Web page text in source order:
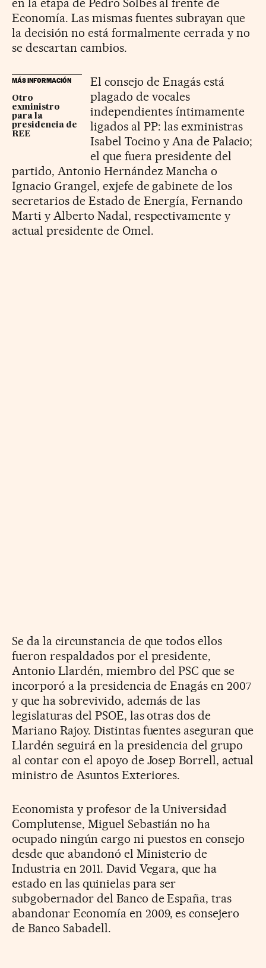
Economía. Las mismas fuentes subrayan que
la decisión no está formalmente cerrada y no
se descartan cambios.
MÁS INFORMACIÓN
Otro
exministro
para la
presidencia de
REE
El consejo de Enagás está
plagado de vocales
independientes íntimamente
ligados al PP: las exministras
Isabel Tocino y Ana de Palacio;
el que fuera presidente del
partido, Antonio Hernández Mancha o
Ignacio Grangel, exjefe de gabinete de los
secretarios de Estado de Energía, Fernando
Marti y Alberto Nadal, respectivamente y
actual presidente de Omel.
Se da la circunstancia de que todos ellos
fueron respaldados por el presidente,
Antonio Llardén, miembro del PSC que se
incorporó a la presidencia de Enagás en 2007
y que ha sobrevivido, además de las
legislaturas del PSOE, las otras dos de
Mariano Rajoy. Distintas fuentes aseguran que
Llardén seguirá en la presidencia del grupo
al contar con el apoyo de Josep Borrell, actual
ministro de Asuntos Exteriores.
Economista y profesor de la Universidad
Complutense, Miguel Sebastián no ha
ocupado ningún cargo ni puestos en consejo
desde que abandonó el Ministerio de
Industria en 2011. David Vegara, que ha
estado en las quinielas para ser
subgobernador del Banco de España, tras
abandonar Economía en 2009, es consejero
de Banco Sabadell.